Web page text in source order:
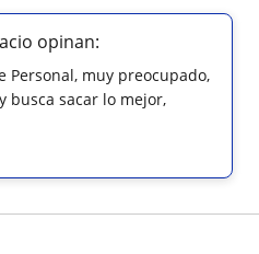
opinan:
Personal, muy preocupado,
busca sacar lo mejor,